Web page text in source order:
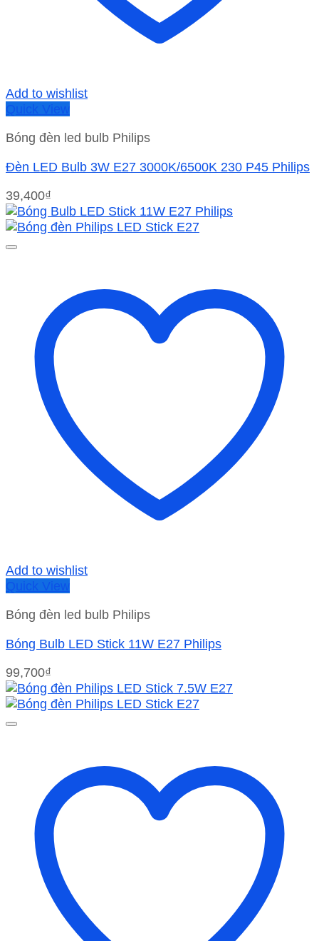
Add to wishlist
Quick View
Bóng đèn led bulb Philips
Đèn LED Bulb 3W E27 3000K/6500K 230 P45 Philips
39,400₫
Add to wishlist
Quick View
Bóng đèn led bulb Philips
Bóng Bulb LED Stick 11W E27 Philips
99,700₫